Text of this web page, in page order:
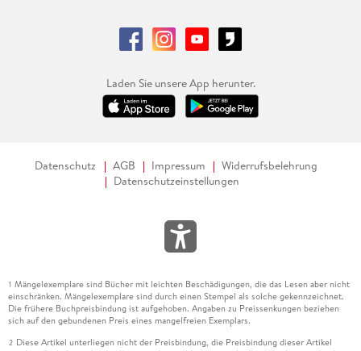
Laden Sie unsere App herunter.
Datenschutz AGB Impressum
Widerrufsbelehrung
Datenschutzeinstellungen
1 Mängelexemplare sind Bücher mit leichten Beschädigungen, die das Lesen aber nicht
einschränken. Mängelexemplare sind durch einen Stempel als solche gekennzeichnet.
Die frühere Buchpreisbindung ist aufgehoben. Angaben zu Preissenkungen beziehen
sich auf den gebundenen Preis eines mangelfreien Exemplars.
2 Diese Artikel unterliegen nicht der Preisbindung, die Preisbindung dieser Artikel